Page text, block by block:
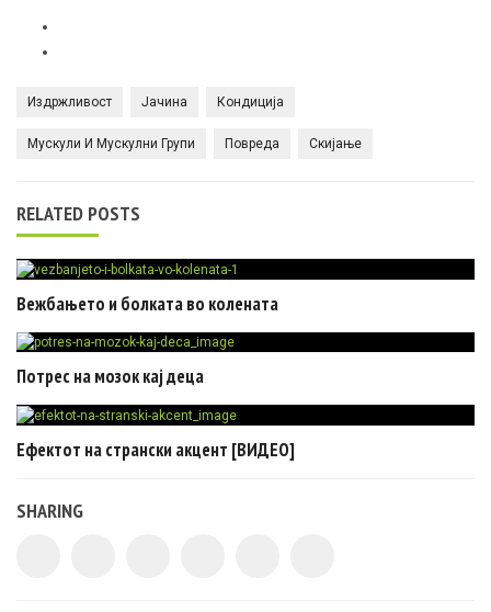
Издржливост Јачина Кондиција
Мускули И Мускулни Групи Повреда Скијање
RELATED POSTS
Вежбањето и болката во колената
Потрес на мозок кај деца
Ефектот на странски акцент [ВИДЕО]
SHARING